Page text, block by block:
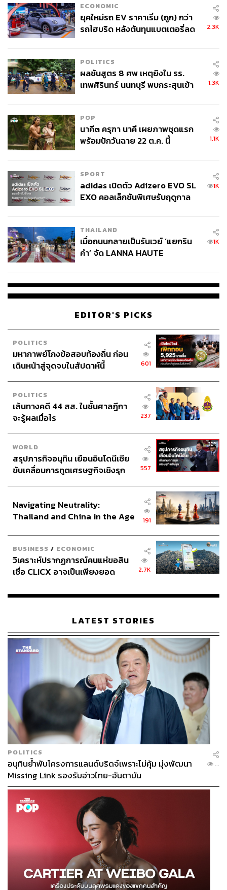
ECONOMIC
ยุคใหม่รถ EV ราคาเริ่ม (ถูก) กว่า
รถไฮบริด หลังต้นทุนแบตเตอรี่ลด
2.3K
POLITICS
ผลชันสูตร 8 ศพ เหตุยิงใน รร.
เทพศิรินทร์ นนทบุรี พบกระสุนเข้า
1.3K
POP
นาคี๓ ครุฑา นาคี เผยภาพชุดแรก
พร้อมปักวันฉาย 22 ต.ค. นี้
1.1K
SPORT
adidas เปิดตัว Adizero EVO SL
EXO คอลเล็กชันพิเศษรับฤดูกาล
1K
THAILAND
เมื่อถนนกลายเป็นรันเวย์ ‘แยกริน
คำ’ จัด LANNA HAUTE
1K
EDITOR'S PICKS
POLITICS
มหากาพย์โกงข้อสอบท้องถิ่น ก่อน
เดินหน้าสู่จุดจบในสัปดาห์นี้
601
POLITICS
เส้นทางคดี 44 สส. ในชั้นศาลฎีกา
จะรู้ผลเมื่อไร
237
WORLD
สรุปภารกิจอนุทิน เยือนอินโดนีเซีย
ขับเคลื่อนการทูตเศรษฐกิจเชิงรุก
557
Navigating Neutrality:
Thailand and China in the Age
191
BUSINESS / ECONOMIC
วิเคราะห์ปรากฏการณ์คนแห่ขอสิน
เชื่อ CLICX อาจเป็นเพียงยอด
เรือนไทยที่ถูกซุกไว้
2.7K
LATEST STORIES
POLITICS
อนุทินย้ำพับโครงการแลนด์บริดจ์เพราะไม่คุ้ม มุ่งพัฒนา
Missing Link รองรับอ่าวไทย-อันดามัน
...